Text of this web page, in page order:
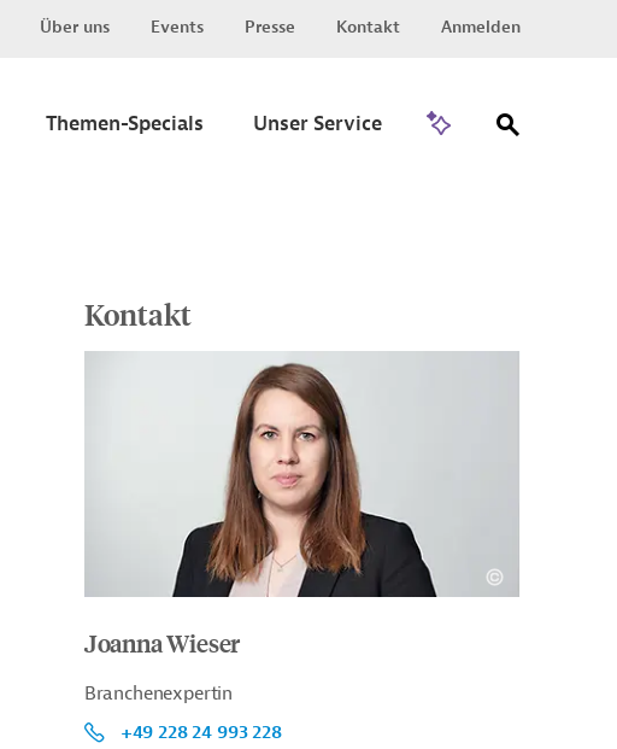
Über uns Events Presse Kontakt Anmelden
Themen-Specials Unser Service
Kontakt
Joanna Wieser
Branchenexpertin
+49 228 24 993 228